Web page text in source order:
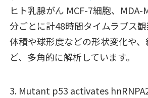
ヒト乳腺がん MCF-7細胞、MDA-
分ごとに計48時間タイムラプス観
体積や球形度などの形状変化や
ど、多角的に解析しています。
3. Mutant p53 activates